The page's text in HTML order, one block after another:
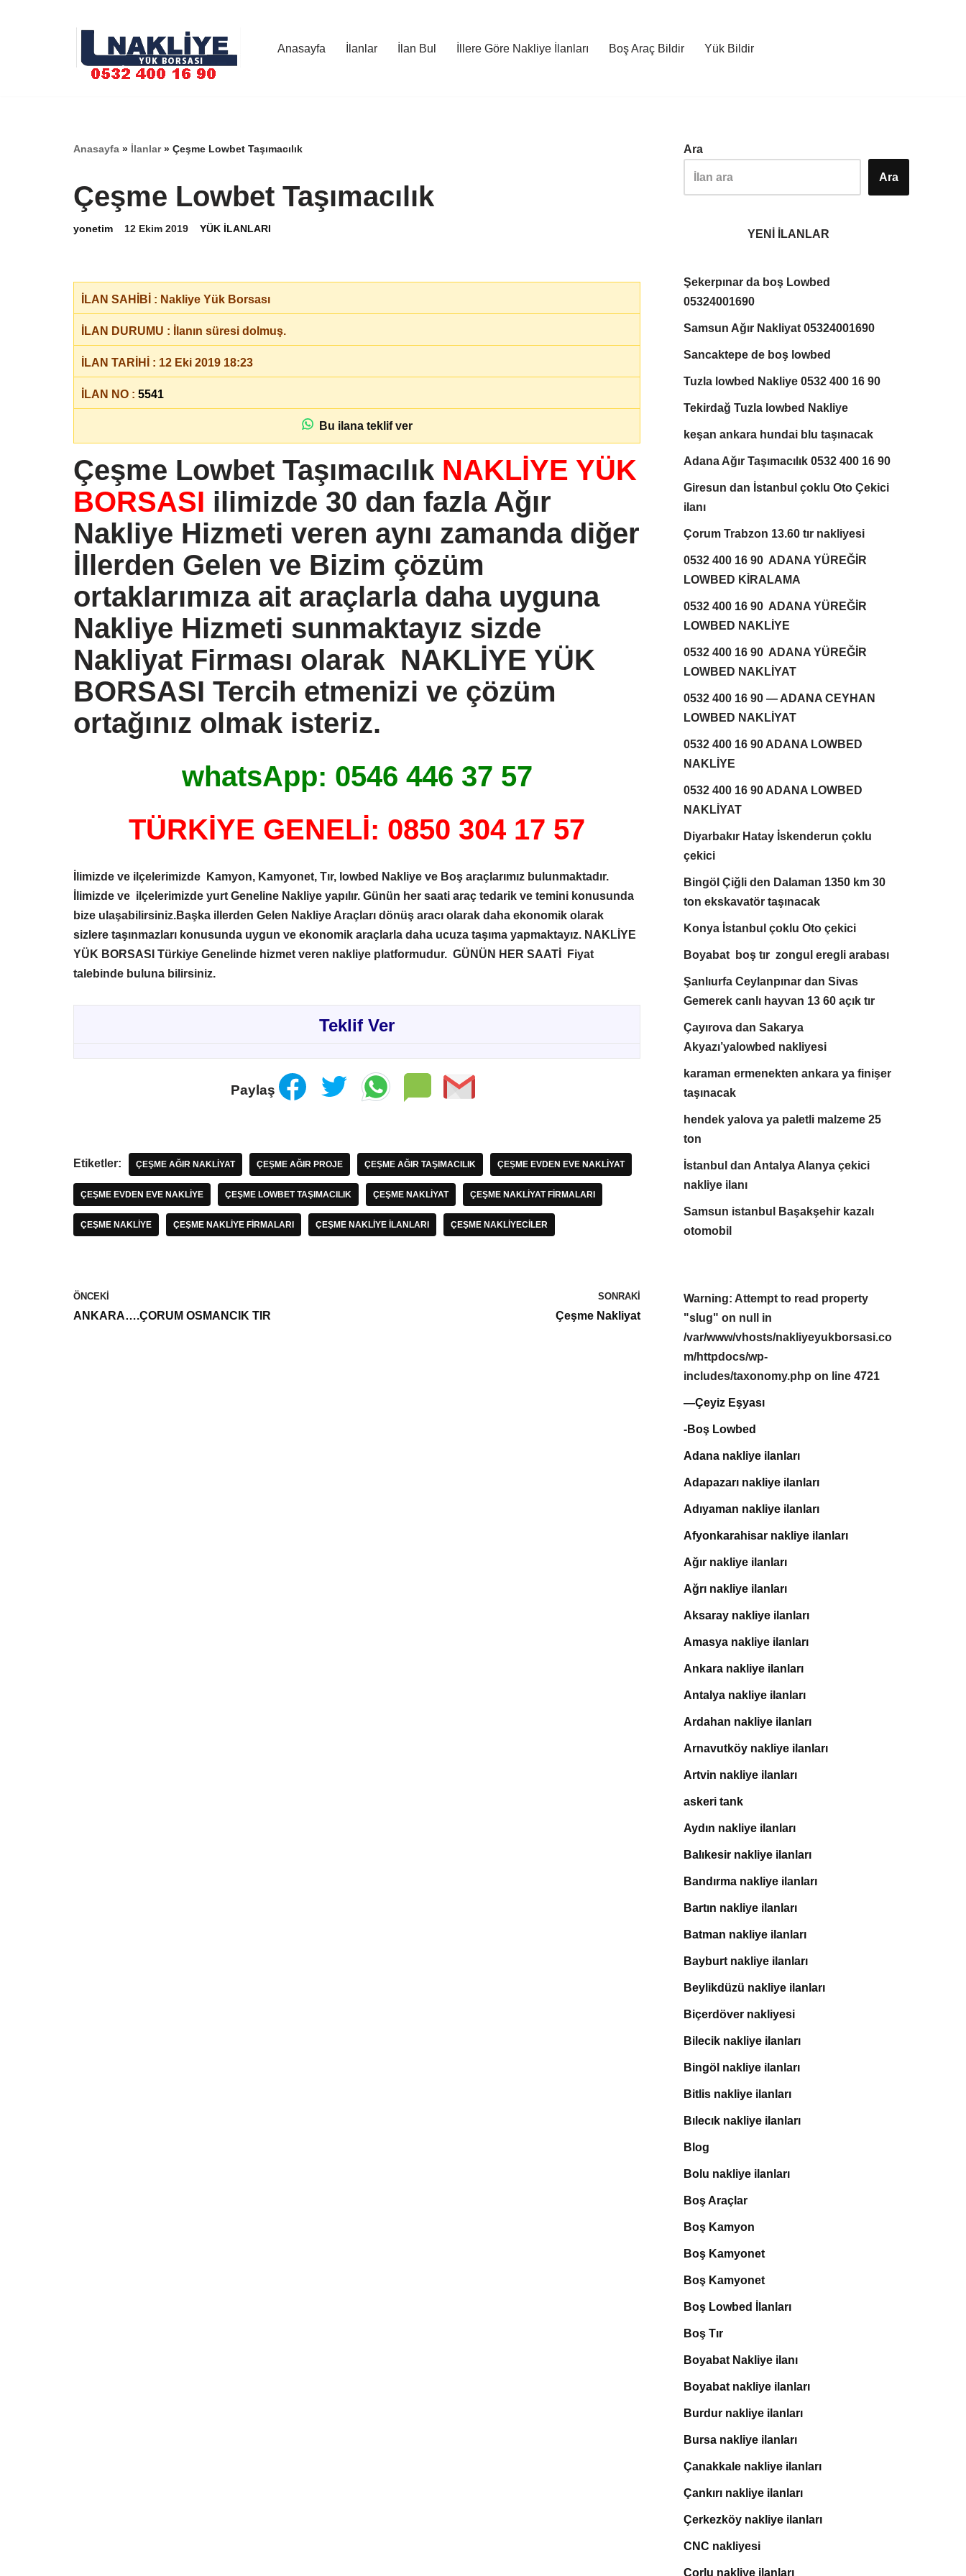
Anasayfa İlanlar İlan Bul İllere Göre Nakliye İlanları Boş Araç Bildir Yük Bildir
Anasayfa » İlanlar» Çeşme Lowbet Taşımacılık
Çeşme Lowbet Taşımacılık
yonetim 12 Ekim 2019 YÜK İLANLARI
İLAN SAHİBİ : Nakliye Yük Borsası
İLAN DURUMU : İlanın süresi dolmuş.
İLAN TARİHİ : 12 Eki 2019 18:23
İLAN NO : 5541
Bu ilana teklif ver
Çeşme Lowbet Taşımacılık NAKLİYE YÜK
BORSASI ilimizde 30 dan fazla Ağır
Nakliye Hizmeti veren aynı zamanda diğer
İllerden Gelen ve Bizim çözüm
ortaklarımıza ait araçlarla daha uyguna
Nakliye Hizmeti sunmaktayız sizde
Nakliyat Firması olarak NAKLİYE YÜK
BORSASI Tercih etmenizi ve çözüm
ortağınız olmak isteriz.
whatsApp: 0546 446 37 57
TÜRKİYE GENELİ: 0850 304 17 57
İlimizde ve ilçelerimizde Kamyon, Kamyonet, Tır, lowbed Nakliye ve Boş araçlarımız bulunmaktadır.
İlimizde ve ilçelerimizde yurt Geneline Nakliye yapılır. Günün her saati araç tedarik ve temini konusunda
bize ulaşabilirsiniz.Başka illerden Gelen Nakliye Araçları dönüş aracı olarak daha ekonomik olarak
sizlere taşınmazları konusunda uygun ve ekonomik araçlarla daha ucuza taşıma yapmaktayız. NAKLİYE
YÜK BORSASI Türkiye Genelinde hizmet veren nakliye platformudur. GÜNÜN HER SAATİ Fiyat
talebinde buluna bilirsiniz.
Teklif Ver
Paylaş
Etiketler: ÇEŞME AĞIR NAKLIYAT ÇEŞME AĞIR PROJE ÇEŞME AĞIR TAŞIMACILIK ÇEŞME EVDEN EVE NAKLIYAT
ÇEŞME EVDEN EVE NAKLIYE ÇEŞME LOWBET TAŞIMACILIK ÇEŞME NAKLIYAT ÇEŞME NAKLIYAT FIRMALARI
ÇEŞME NAKLIYE ÇEŞME NAKLIYE FIRMALARI ÇEŞME NAKLIYE İLANLARI ÇEŞME NAKLIYECILER
ÖNCEKI
ANKARA….ÇORUM OSMANCIK TIR
SONRAKI
Çeşme Nakliyat
Ara
Ara
YENİ İLANLAR
Şekerpınar da boş Lowbed
05324001690
Samsun Ağır Nakliyat 05324001690
Sancaktepe de boş lowbed
Tuzla lowbed Nakliye 0532 400 16 90
Tekirdağ Tuzla lowbed Nakliye
keşan ankara hundai blu taşınacak
Adana Ağır Taşımacılık 0532 400 16 90
Giresun dan İstanbul çoklu Oto Çekici
ilanı
Çorum Trabzon 13.60 tır nakliyesi
0532 400 16 90 ADANA YÜREĞİR
LOWBED KİRALAMA
0532 400 16 90 ADANA YÜREĞİR
LOWBED NAKLİYE
0532 400 16 90 ADANA YÜREĞİR
LOWBED NAKLİYAT
0532 400 16 90 — ADANA CEYHAN
LOWBED NAKLİYAT
0532 400 16 90 ADANA LOWBED
NAKLİYE
0532 400 16 90 ADANA LOWBED
NAKLİYAT
Diyarbakır Hatay İskenderun çoklu
çekici
Bingöl Çiğli den Dalaman 1350 km 30
ton ekskavatör taşınacak
Konya İstanbul çoklu Oto çekici
Boyabat boş tır zongul eregli arabası
Şanlıurfa Ceylanpınar dan Sivas
Gemerek canlı hayvan 13 60 açık tır
Çayırova dan Sakarya
Akyazı’yalowbed nakliyesi
karaman ermenekten ankara ya finişer
taşınacak
hendek yalova ya paletli malzeme 25
ton
İstanbul dan Antalya Alanya çekici
nakliye ilanı
Samsun istanbul Başakşehir kazalı
otomobil
Warning: Attempt to read property
"slug" on null in
/var/www/vhosts/nakliyeyukborsasi.co
m/httpdocs/wp-
includes/taxonomy.php on line 4721
—Çeyiz Eşyası
-Boş Lowbed
Adana nakliye ilanları
Adapazarı nakliye ilanları
Adıyaman nakliye ilanları
Afyonkarahisar nakliye ilanları
Ağır nakliye ilanları
Ağrı nakliye ilanları
Aksaray nakliye ilanları
Amasya nakliye ilanları
Ankara nakliye ilanları
Antalya nakliye ilanları
Ardahan nakliye ilanları
Arnavutköy nakliye ilanları
Artvin nakliye ilanları
askeri tank
Aydın nakliye ilanları
Balıkesir nakliye ilanları
Bandırma nakliye ilanları
Bartın nakliye ilanları
Batman nakliye ilanları
Bayburt nakliye ilanları
Beylikdüzü nakliye ilanları
Biçerdöver nakliyesi
Bilecik nakliye ilanları
Bingöl nakliye ilanları
Bitlis nakliye ilanları
Bılecık nakliye ilanları
Blog
Bolu nakliye ilanları
Boş Araçlar
Boş Kamyon
Boş Kamyonet
Boş Kamyonet
Boş Lowbed İlanları
Boş Tır
Boyabat Nakliye ilanı
Boyabat nakliye ilanları
Burdur nakliye ilanları
Bursa nakliye ilanları
Çanakkale nakliye ilanları
Çankırı nakliye ilanları
Çerkezköy nakliye ilanları
CNC nakliyesi
Çorlu nakliye ilanları